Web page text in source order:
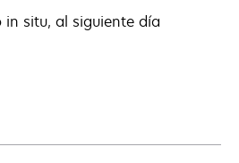
in situ, al siguiente día